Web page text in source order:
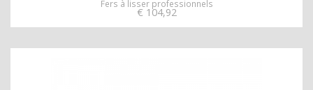
Fers à lisser professionnels
€ 104,92